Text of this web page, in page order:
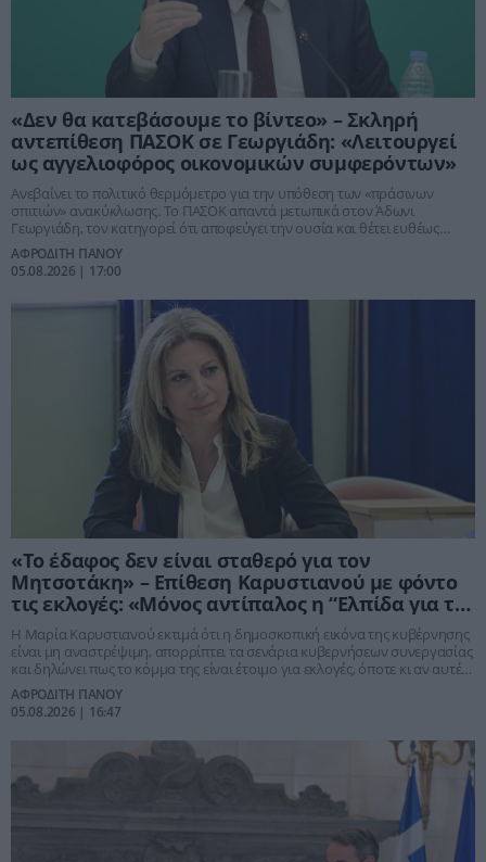
«Δεν θα κατεβάσουμε το βίντεο» – Σκληρή
αντεπίθεση ΠΑΣΟΚ σε Γεωργιάδη: «Λειτουργεί
ως αγγελιοφόρος οικονομικών συμφερόντων»
Ανεβαίνει το πολιτικό θερμόμετρο για την υπόθεση των «πράσινων
σπιτιών» ανακύκλωσης. Το ΠΑΣΟΚ απαντά μετωπικά στον Άδωνι
Γεωργιάδη, τον κατηγορεί ότι αποφεύγει την ουσία και θέτει ευθέως
ερωτήματα για την έρευνα της Ευρωπαϊκής Εισαγγελίας και τη λειτουργία
της εταιρείας Texan.
ΑΦΡΟΔΙΤΗ ΠΑΝΟΥ
05.08.2026 | 17:00
«Το έδαφος δεν είναι σταθερό για τον
Μητσοτάκη» – Επίθεση Καρυστιανού με φόντο
τις εκλογές: «Μόνος αντίπαλος η “Ελπίδα για τη
Δημοκρατία”»
Η Μαρία Καρυστιανού εκτιμά ότι η δημοσκοπική εικόνα της κυβέρνησης
είναι μη αναστρέψιμη, απορρίπτει τα σενάρια κυβερνήσεων συνεργασίας
και δηλώνει πως το κόμμα της είναι έτοιμο για εκλογές, όποτε κι αν αυτές
προκηρυχθούν.
ΑΦΡΟΔΙΤΗ ΠΑΝΟΥ
05.08.2026 | 16:47